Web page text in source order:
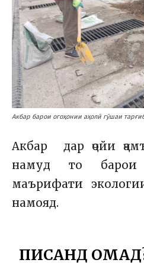
Акбар барои огоҳонии аҳолӣ гӯшаи
Акбар дар ҷойи
намуд то барои
маърифати
намояд.
ПИСАНД